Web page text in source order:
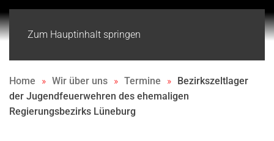
Zum Hauptinhalt springen
Home Wir über uns Termine
Bezirkszeltlager
der Jugendfeuerwehren des ehemaligen
Regierungsbezirks Lüneburg